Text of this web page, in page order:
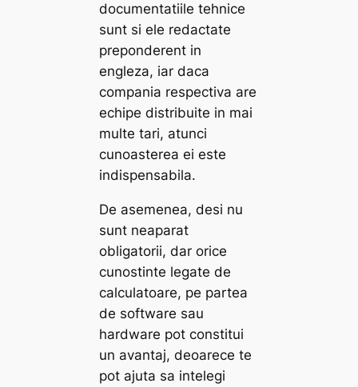
documentatiile tehnice
sunt si ele redactate
preponderent in
engleza, iar daca
compania respectiva are
echipe distribuite in mai
multe tari, atunci
cunoasterea ei este
indispensabila.
De asemenea, desi nu
sunt neaparat
obligatorii, dar orice
cunostinte legate de
calculatoare, pe partea
de software sau
hardware pot constitui
un avantaj, deoarece te
pot ajuta sa intelegi